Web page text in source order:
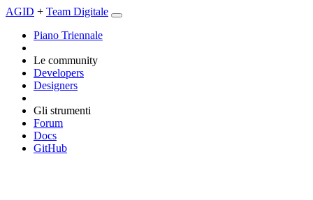
AGID + Team Digitale
Piano Triennale
Le community
Developers
Designers
Gli strumenti
Forum
Docs
GitHub